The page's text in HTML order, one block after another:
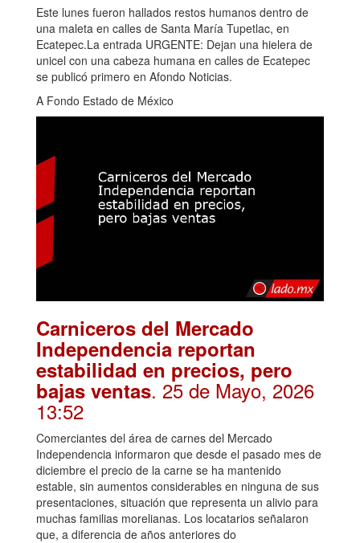
Este lunes fueron hallados restos humanos dentro de
una maleta en calles de Santa María Tupetlac, en
Ecatepec.La entrada URGENTE: Dejan una hielera de
unicel con una cabeza humana en calles de Ecatepec
se publicó primero en Afondo Noticias.
A Fondo Estado de México
Carniceros del Mercado
Independencia reportan
estabilidad en precios, pero
bajas ventas. 25 de Mayo, 2026
13:52
Comerciantes del área de carnes del Mercado
Independencia informaron que desde el pasado mes de
diciembre el precio de la carne se ha mantenido
estable, sin aumentos considerables en ninguna de sus
presentaciones, situación que representa un alivio para
muchas familias morelianas. Los locatarios señalaron
que, a diferencia de años anteriores do